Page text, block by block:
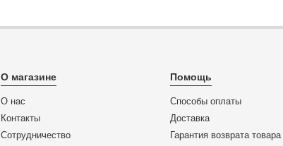
О магазине
О нас
Контакты
Сотрудничество
Помощь
Способы оплаты
Доставка
Гарантия возврата товара